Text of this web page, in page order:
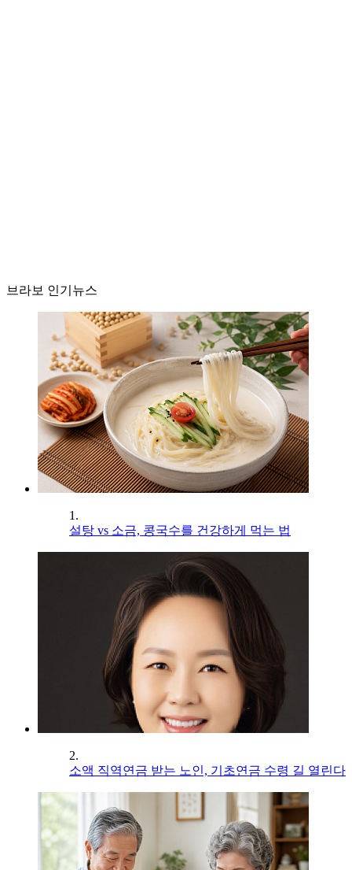
브라보 인기뉴스
1.
설탕 vs 소금, 콩국수를 건강하게 먹는 법
2.
소액 직역연금 받는 노인, 기초연금 수령 길 열린다